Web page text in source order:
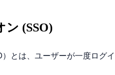
ン (SSO)
とは、ユーザーが一度ログ